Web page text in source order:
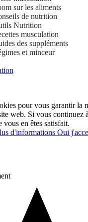
sur les aliments
de nutrition
Nutrition
musculation
des suppléments
et minceur
pour vous garantir la
web. Si vous continuez
vous en êtes satisfait.
d'informations Oui